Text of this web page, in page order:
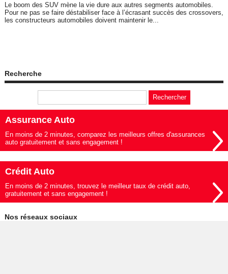
Le boom des SUV mène la vie dure aux autres segments automobiles.
Pour ne pas se faire déstabiliser face à l’écrasant succès des crossovers,
les constructeurs automobiles doivent maintenir le...
Recherche
Assurance Auto
En moins de 2 minutes, comparez les meilleurs offres d'assurances
auto gratuitement et sans engagement !
Crédit Auto
En moins de 2 minutes, trouvez le meilleur taux de crédit auto,
gratuitement et sans engagement !
Nos réseaux sociaux